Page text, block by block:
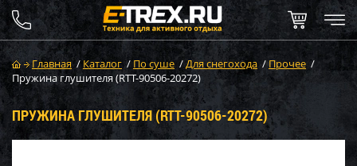
Главная / Каталог / По суше /Для снегохода /Прочее /
Пружина глушителя (RTT-90506-20272)
ПРУЖИНА ГЛУШИТЕЛЯ (RTT-90506-20272)